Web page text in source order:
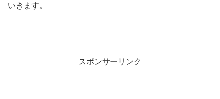
いきます。
スポンサーリンク